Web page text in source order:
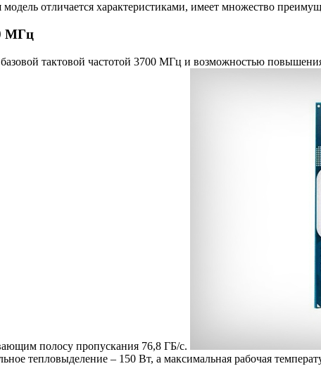
отличается характеристиками, имеет множество
МГц
тактовой частотой 3700 МГц и возможностью
полосу пропускания 76,8 ГБ/с.
тепловыделение – 150 Вт, а максимальная рабочая